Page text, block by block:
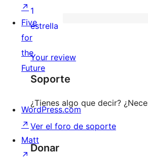
3
estrellas
valoraciones
de
2
estrellas
0
valoraciones
de
1
estrellas
1
estrella
Your review
Soporte
¿Tienes algo que decir?
Ver el foro de soporte
Donar
↗
Five
for
the
Future
WordPress.com
↗
Matt